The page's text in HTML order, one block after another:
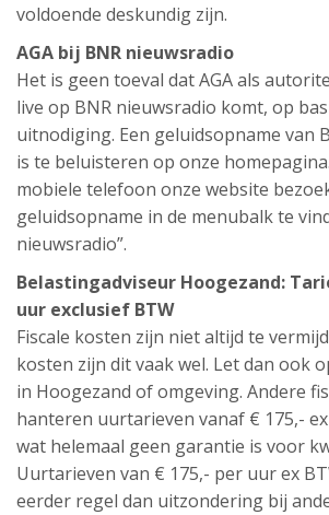
voldoende deskundig zijn.
AGA bij BNR nieuwsradio
Het is geen toeval dat AGA als
live op BNR nieuwsradio komt, op
uitnodiging. Een geluidsopname van
is te beluisteren op onze
mobiele telefoon onze website
geluidsopname in de menubalk te
nieuwsradio”.
Belastingadviseur Hoogezand:
uur exclusief BTW
Fiscale kosten zijn niet altijd te
kosten zijn dit vaak wel. Let dan ook
in Hoogezand of omgeving. Andere
hanteren uurtarieven vanaf € 175,-
wat helemaal geen garantie is voor
Uurtarieven van € 175,- per uur ex
eerder regel dan uitzondering bij